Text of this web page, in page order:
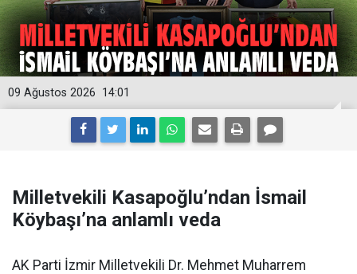
14:01
09 Ağustos 2026
Milletvekili Kasapoğlu’ndan İsmail
Köybaşı’na anlamlı veda
AK Parti İzmir Milletvekili Dr. Mehmet Muharrem